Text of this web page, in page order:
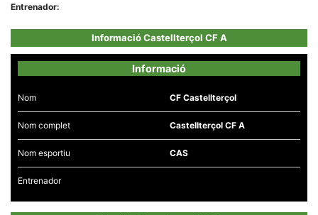
Entrenador:
Informació Castellterçol CF A
Informació
Nom CF Castellterçol
Nom complet Castellterçol CF A
Nom esportiu CAS
Entrenador
Necessàries
Aquestes
cookies no
són
necessàries
tècnic de la
web.